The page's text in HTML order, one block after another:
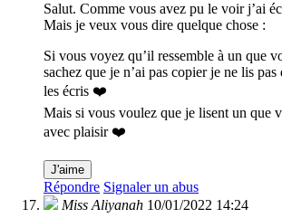
Salut. Comme vous avez pu le voir j’ai
Mais je veux vous dire quelque chose :
Si vous voyez qu’il ressemble à un que
sachez que je n’ai pas copier je ne lis
les écris ❤️
Mais si vous voulez que je lisent un que
avec plaisir ❤️
J'aime
Répondre Signaler un abus
Miss Aliyanah 10/01/2022 14:24